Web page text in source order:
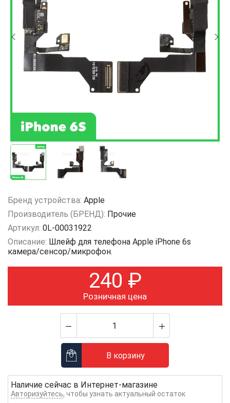
Бренд устройства: Apple
Производитель (БРЕНД): Прочие
Артикул: 0L-00031922
Описание: Шлейф для телефона Apple iPhone 6s
камера/сенсор/микрофон.
240 ₽
Розничная цена
В корзину
Наличие сейчас в Интернет-магазине
Авторизуйтесь, чтобы узнать актуальный остаток